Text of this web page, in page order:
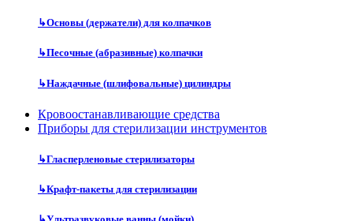
↳Основы (держатели) для колпачков
↳Песочные (абразивные) колпачки
↳Наждачные (шлифовальные) цилиндры
Кровоостанавливающие средства
Приборы для стерилизации инструментов
↳Гласперленовые стерилизаторы
↳Крафт-пакеты для стерилизации